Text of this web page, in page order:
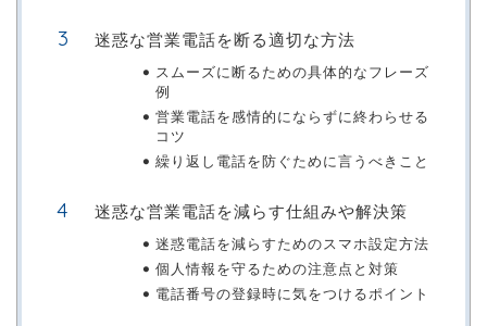
迷惑な営業電話を断る適切な方法
スムーズに断るための具体的なフレーズ
例
営業電話を感情的にならずに終わらせる
コツ
繰り返し電話を防ぐために言うべきこと
迷惑な営業電話を減らす仕組みや解決策
迷惑電話を減らすためのスマホ設定方法
個人情報を守るための注意点と対策
電話番号の登録時に気をつけるポイント